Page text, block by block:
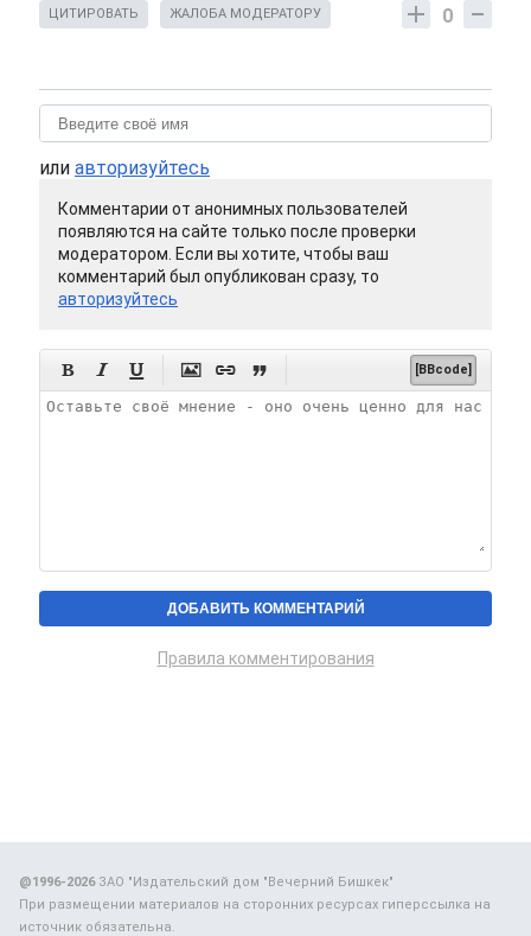
0
ЦИТИРОВАТЬ ЖАЛОБА МОДЕРАТОРУ
или авторизуйтесь
Комментарии от анонимных пользователей
появляются на сайте только после проверки
модератором. Если вы хотите, чтобы ваш
комментарий был опубликован сразу, то
авторизуйтесь
      [BBcode]
Правила комментирования
@1996-2026ЗАО "Издательский дом "Вечерний Бишкек"
При размещении материалов на сторонних ресурсах гиперссылка на
источник обязательна.